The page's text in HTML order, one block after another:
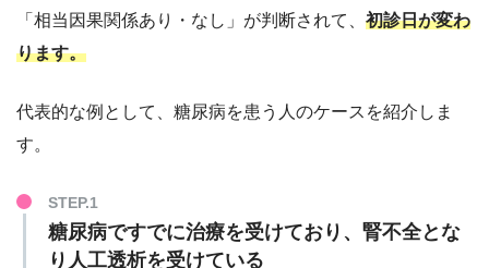
「相当因果関係あり・なし」が判断されて、 初診日が変わ
ります。
代表的な例として、糖尿病を患う人のケースを紹介しま
す。
糖尿病ですでに治療を受けており、腎不全とな
り人工透析を受けている